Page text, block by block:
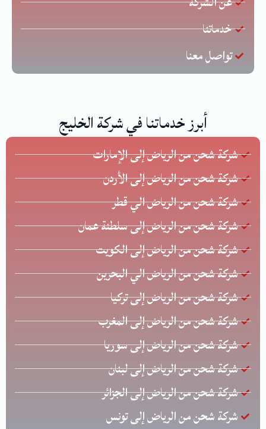
خدماتنا
تواصل معنا
أبرز خدماتنا في شركة الخليج
شركة شحن من الرياض إلى الإمارات
شركة شحن من الرياض إلى الأردن
شركة شحن من الرياض الي قطر
شركة شحن من الرياض إلى سلطنة عمان
شركة شحن من الرياض إلى الكويت
شركة شحن من الرياض الي البحرين
شركة شحن من الرياض إلى تركيا
شركة شحن من الرياض إلى المغرب
شركة شحن من الرياض إلى سوريا
شركة شحن من الرياض إلى لبنان
شركة شحن من الرياض إلى الجزائر
شركة شحن من الرياض إلى تونس